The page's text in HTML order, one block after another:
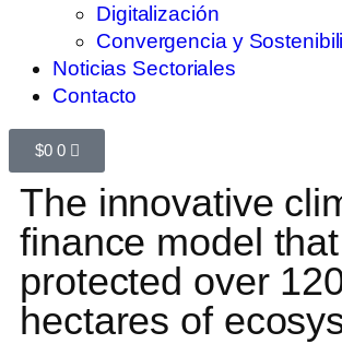
Digitalización
Convergencia y
Noticias Sectoriales
Contacto
$0 0
The innovative
finance model
protected over
hectares of